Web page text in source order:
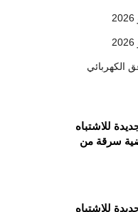
الكهربائي
للاشتباه
سرقة من
للاشتباه